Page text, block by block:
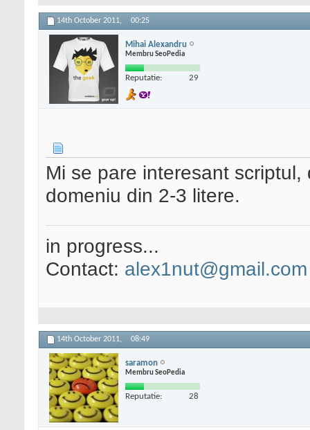
14th October 2011, 00:25
Mihai Alexandru
Membru SeoPedia
Reputatie: 29
Mi se pare interesant
domeniu din 2-3 litere.
in progress...
Contact: alex1nut@gmail.com
14th October 2011, 08:49
saramon
Membru SeoPedia
Reputatie: 28